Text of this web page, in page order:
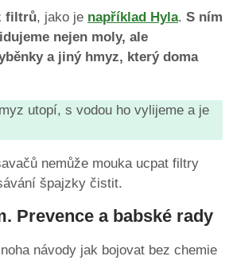
filtrů, jako je například Hyla. S ním
nejen moly, ale
a jiný hmyz, který doma
utopí, s vodou ho vylijeme a je
nemůže mouka ucpat filtry
špajzky čistit.
Prevence a babské rady
návody jak bojovat bez chemie